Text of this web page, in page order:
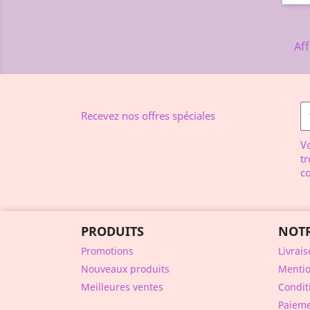
Recevez nos offres spéciales
PRODUITS
Promotions
Nouveaux produits
Meilleures ventes